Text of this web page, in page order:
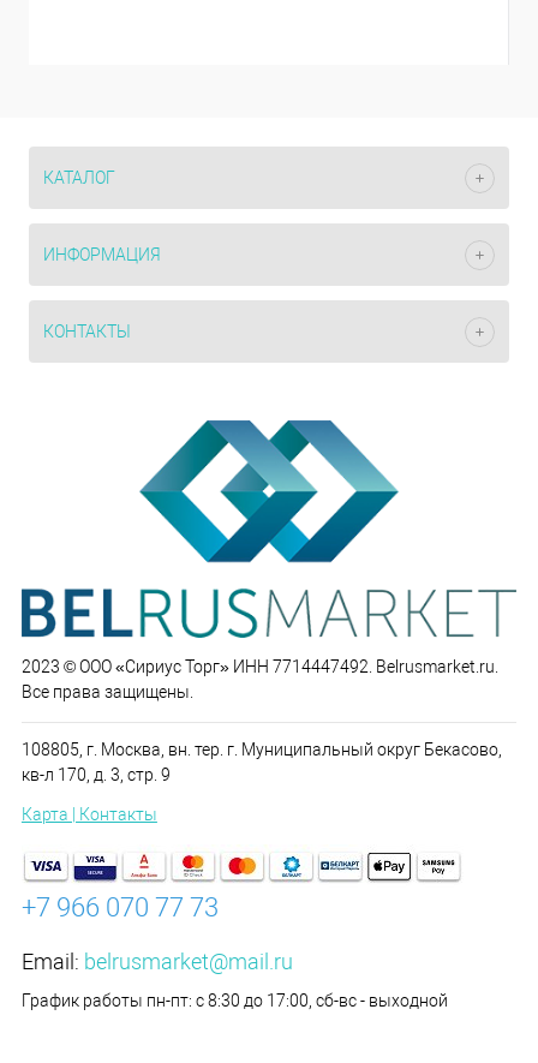
КАТАЛОГ
ИНФОРМАЦИЯ
КОНТАКТЫ
2023 © ООО «Сириус Торг» ИНН 7714447492. Belrusmarket.ru.
Все права защищены.
108805, г. Москва, вн. тер. г. Муниципальный округ Бекасово,
кв-л 170, д. 3, стр. 9
Карта | Контакты
+7 966 070 77 73
Email: belrusmarket@mail.ru
График работы пн-пт: с 8:30 до 17:00, сб-вс - выходной